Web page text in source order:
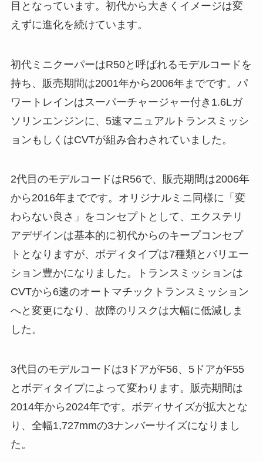
目となっています。初代から大きくイメージは変
えずに進化を続けています。
初代ミニクーパーはR50と呼ばれるモデルコードを
持ち、販売期間は2001年から2006年までです。パ
ワートレインはスーパーチャージャー付き1.6Lガ
ソリンエンジンに、5速マニュアルトランスミッシ
ョンもしくはCVTが組み合わされていました。
2代目のモデルコードはR56で、販売期間は2006年
から2016年までです。オリジナルミニ同様に「変
わらない良さ」をコンセプトとして、エクステリ
アデザインは基本的に初代からのキープコンセプ
トとなりますが、ボディタイプは7種類とバリエー
ション豊かになりました。トランスミッションは
CVTから6速のオートマチックトランスミッション
へと変更になり、故障のリスクは大幅に低減しま
した。
3代目のモデルコードは3ドアがF56、5ドアがF55
とボディタイプによって変わります。販売期間は
2014年から2024年です。ボディサイズが拡大とな
り、全幅1,727mmの3ナンバーサイズになりまし
た。